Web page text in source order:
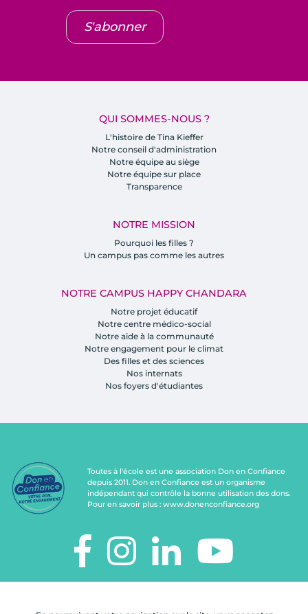
QUI SOMMES-NOUS ?
L'histoire de Tina Kieffer
Notre conseil d'administration
Notre équipe au siège
Notre équipe sur place
Transparence
NOTRE MISSION
Pourquoi les filles ?
Un campus pas comme les autres
NOTRE CAMPUS HAPPY CHANDARA
Notre projet éducatif
Notre centre médico-social
Notre aide à la communauté
Notre engagement pour le climat
Des filles et des sciences
Nos internats
Nos foyers d'étudiantes
S'abonner
Toutes à l'école est une association Don en Confiance
depuis 2011. Don en Confiance est un organisme
indépendant qui contrôle la bonne utilisation des dons.
Pour en savoir plus : www.donenconfiance.org